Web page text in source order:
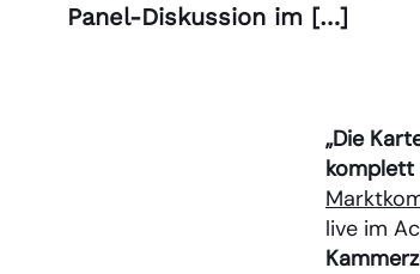
Panel-Diskussion im […]
„Die
komplett
live im